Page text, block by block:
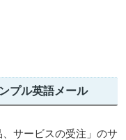
プル英語メール
サービスの受注」のサ